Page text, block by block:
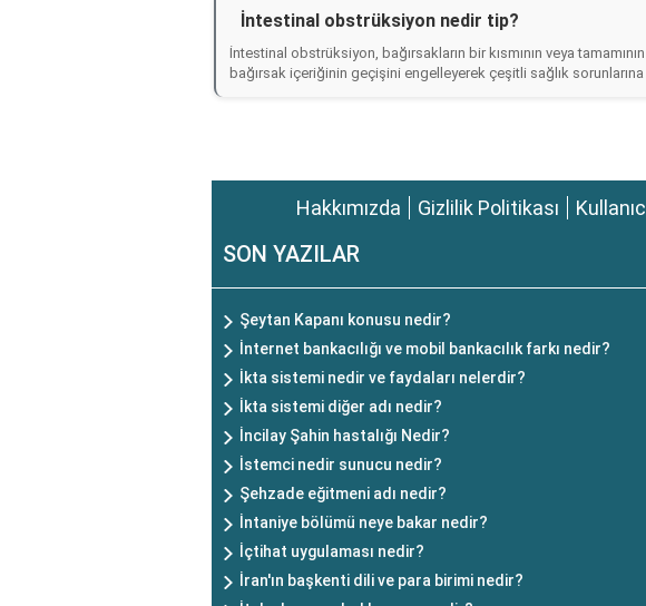
İntestinal obstrüksiyon nedir tip?
İntestinal obstrüksiyon, bağırsakların bir kısmının veya
bağırsak içeriğinin geçişini engelleyerek çeşitli sağlık
Hakkımızda Gizlilik Politikası
SON YAZILAR
Şeytan Kapanı konusu nedir?
İnternet bankacılığı ve mobil bankacılık farkı nedir?
İkta sistemi nedir ve faydaları nelerdir?
İkta sistemi diğer adı nedir?
İncilay Şahin hastalığı Nedir?
İstemci nedir sunucu nedir?
Şehzade eğitmeni adı nedir?
İntaniye bölümü neye bakar nedir?
İçtihat uygulaması nedir?
İran'ın başkenti dili ve para birimi nedir?